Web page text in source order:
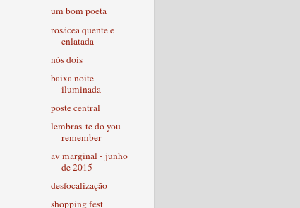
um bom poeta
rosácea quente e
enlatada
nós dois
baixa noite
iluminada
poste central
lembras-te do you
remember
av marginal - junho
de 2015
desfocalização
shopping fest